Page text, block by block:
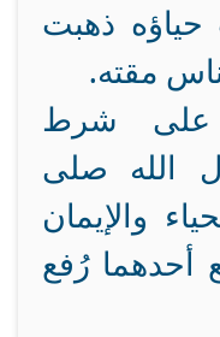
ذهبت
مقته.
على شرط
الله صلى
والإيمان
أحدهما رُفع